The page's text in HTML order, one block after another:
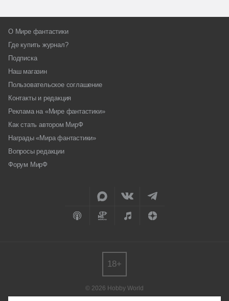
О Мире фантастики
Где купить журнал?
Подписка
Наш магазин
Пользовательское соглашение
Контакты и редакция
Реклама на «Мире фантастики»
Как стать автором МирФ
Награды «Мира фантастики»
Вопросы редакции
Форум МирФ
© 2026 Hobby World
18+